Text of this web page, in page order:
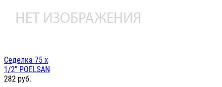
Седелка 75 х
1/2" POELSAN
282 руб.